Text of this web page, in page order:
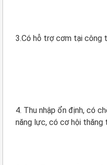
3.Có hỗ trợ cơm tại công
4. Thu nhập ổn định, có
năng lực, có cơ hội thăng